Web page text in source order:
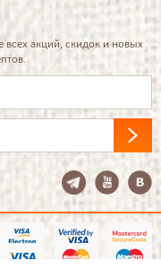
всех акций, скидок и новых